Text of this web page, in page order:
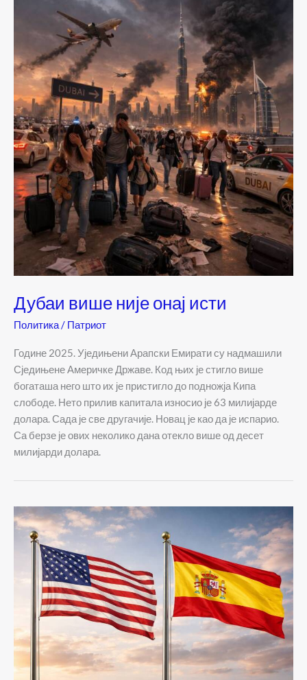
Дубаи више није онај исти
Политика/ Патриот
Године 2025. Уједињени Арапски Емирати су надмашили
Сједињене Америчке Државе. Код њих је стигло више
богаташа него што их је пристигло до подножја Кипа
слободе. Нето прилив капитала износио је 63 милијарде
долара. Сада је све другачије. Новац је као да је испарио.
Са берзе је ових неколико дана отекло више од десет
милијарди долара.